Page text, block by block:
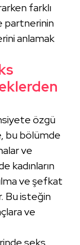
farklı
partnerinin
anlamak
özgü
bu bölümde
ve
kadınların
ve şefkat
Bu isteğin
ve